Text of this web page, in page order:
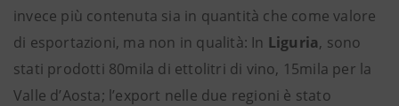
invece più contenuta sia in quantità che come valore
di esportazioni, ma non in qualità: In Liguria, sono
stati prodotti 80mila di ettolitri di vino, 15mila per la
Valle d’Aosta; l’export nelle due regioni è stato